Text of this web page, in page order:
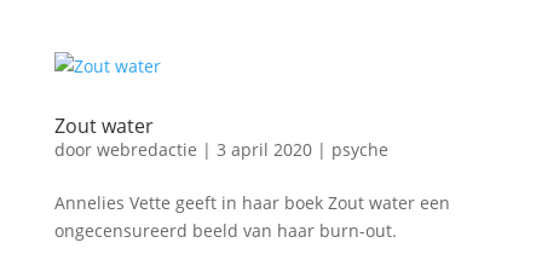
Zout water
door webredactie | 3 april 2020| psyche
Annelies Vette geeft in haar boek Zout water een
ongecensureerd beeld van haar burn-out.